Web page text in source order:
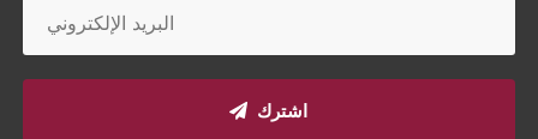
اشترك